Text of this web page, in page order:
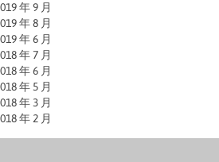
年 9 月
年 8 月
年 6 月
年 7 月
年 6 月
年 5 月
年 3 月
年 2 月